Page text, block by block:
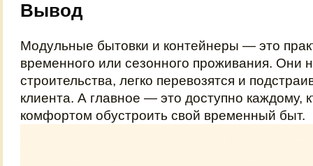
Вывод
Модульные бытовки и контейнеры — это
временного или сезонного проживания. Они
строительства, легко перевозятся и
клиента. А главное — это доступно каждому,
комфортом обустроить свой временный быт.